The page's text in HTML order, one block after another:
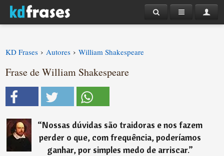
KD Frases › Autores › William Shakespeare
Frase de William Shakespeare
“Nossas dúvidas são traidoras e nos fazem
perder o que, com frequência, poderíamos
ganhar, por simples medo de arriscar.”